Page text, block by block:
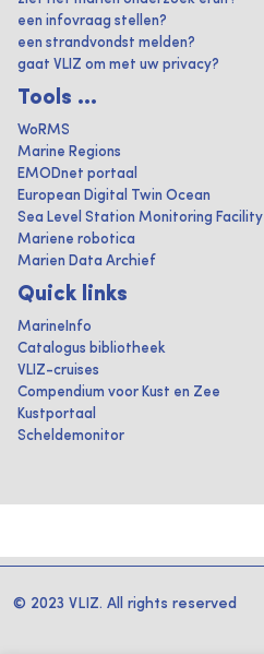
een infovraag stellen?
een strandvondst melden?
gaat VLIZ om met uw privacy?
Tools ...
WoRMS
Marine Regions
EMODnet portaal
European Digital Twin Ocean
Sea Level Station Monitoring Facility
Mariene robotica
Marien Data Archief
Quick links
MarineInfo
Catalogus bibliotheek
VLIZ-cruises
Compendium voor Kust en Zee
Kustportaal
Scheldemonitor
© 2023 VLIZ. All rights reserved